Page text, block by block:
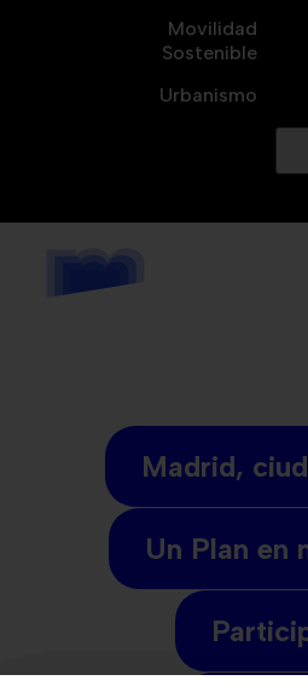
Movilidad
Sostenible
Urbanismo
Madrid,
Un Plan en